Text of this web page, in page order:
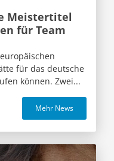
Meistertitel
für Team
für das deutsche
können. Zwei...
Mehr News